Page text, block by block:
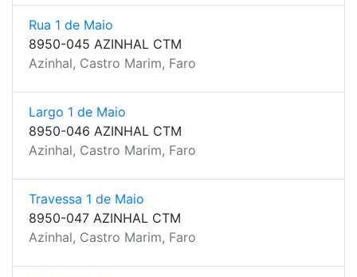
Rua 1 de Maio
8950-045 AZINHAL CTM
Azinhal, Castro Marim, Faro
Largo 1 de Maio
8950-046 AZINHAL CTM
Azinhal, Castro Marim, Faro
Travessa 1 de Maio
8950-047 AZINHAL CTM
Azinhal, Castro Marim, Faro